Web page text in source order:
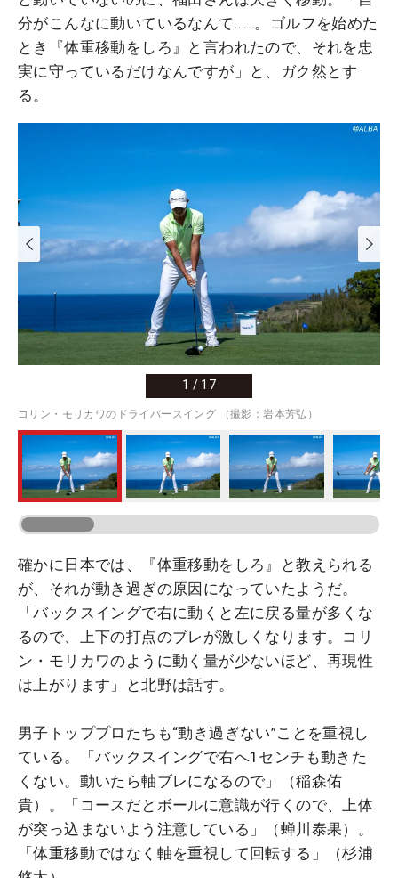
分がこんなに動いているなんて……。ゴルフを始めた
とき『体重移動をしろ』と言われたので、それを忠
実に守っているだけなんですが」と、ガク然とす
る。
1 / 17
コリン・モリカワのドライバースイング （撮影：岩本芳弘）
確かに日本では、『体重移動をしろ』と教えられる
が、それが動き過ぎの原因になっていたようだ。
「バックスイングで右に動くと左に戻る量が多くな
るので、上下の打点のブレが激しくなります。コリ
ン・モリカワのように動く量が少ないほど、再現性
は上がります」と北野は話す。
男子トッププロたちも“動き過ぎない”ことを重視し
ている。「バックスイングで右へ1センチも動きた
くない。動いたら軸ブレになるので」（稲森佑
貴）。「コースだとボールに意識が行くので、上体
が突っ込まないよう注意している」（蝉川泰果）。
「体重移動ではなく軸を重視して回転する」（杉浦